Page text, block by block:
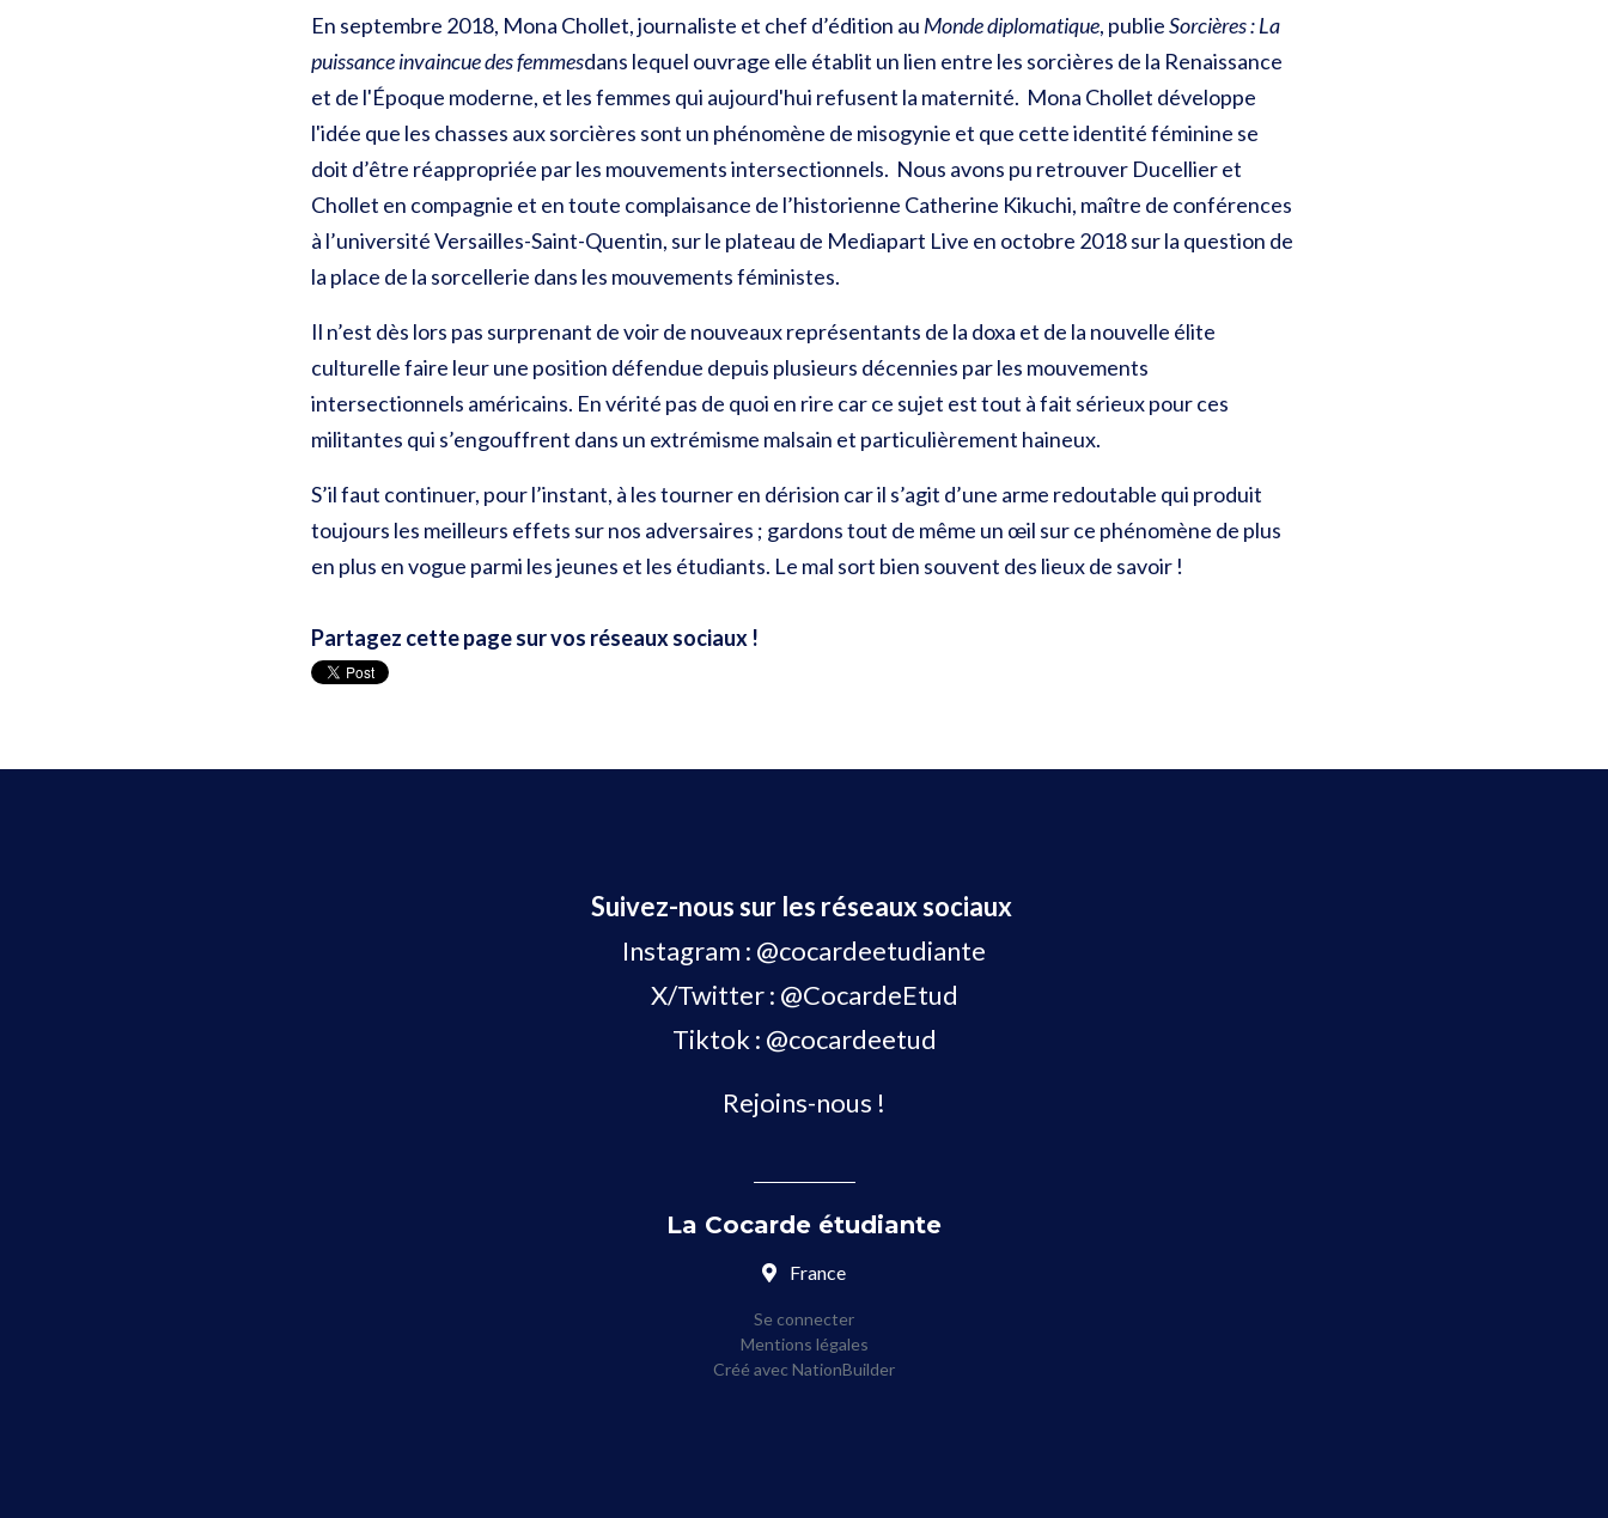
En septembre 2018, Mona Chollet, journaliste et chef d’édition au Monde diplomatique, publieSorcières : La
puissance invaincue des femmesdans lequel ouvrage elle établit un lien entre les sorcières de la Renaissance
et de l'Époque moderne, et les femmes qui aujourd'hui refusent la maternité. Mona Chollet développe
l'idée que les chasses aux sorcières sont un phénomène de misogynie et que cette identité féminine se
doit d’être réappropriée par les mouvements intersectionnels. Nous avons pu retrouver Ducellier et
Chollet en compagnie et en toute complaisance de l’historienne Catherine Kikuchi, maître de conférences
à l’université Versailles-Saint-Quentin, sur le plateau de Mediapart Live en octobre 2018 sur la question de
la place de la sorcellerie dans les mouvements féministes.
Il n’est dès lors pas surprenant de voir de nouveaux représentants de la doxa et de la nouvelle élite
culturelle faire leur une position défendue depuis plusieurs décennies par les mouvements
intersectionnels américains. En vérité pas de quoi en rire car ce sujet est tout à fait sérieux pour ces
militantes qui s’engouffrent dans un extrémisme malsain et particulièrement haineux.
S’il faut continuer, pour l’instant, à les tourner en dérision car il s’agit d’une arme redoutable qui produit
toujours les meilleurs effets sur nos adversaires ; gardons tout de même un œil sur ce phénomène de plus
en plus en vogue parmi les jeunes et les étudiants. Le mal sort bien souvent des lieux de savoir !
Partagez cette page sur vos réseaux sociaux !
Suivez-nous sur les réseaux sociaux
Instagram : @cocardeetudiante
X/Twitter : @CocardeEtud
Tiktok : @cocardeetud
Rejoins-nous !
La Cocarde étudiante
France
Se connecter
Mentions légales
Créé avec NationBuilder